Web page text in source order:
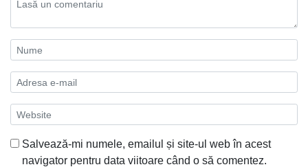
Salvează-mi numele, emailul și site-ul web în acest
navigator pentru data viitoare când o să comentez.